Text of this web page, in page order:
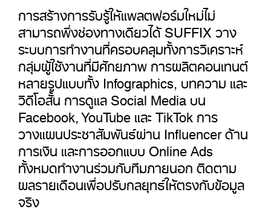
การสร้างการรับรู้ให้แพลตฟอร์มใหม่ไม่
สามารถพึ่งช่องทางเดียวได้ SUFFIX วาง
ระบบการทำงานที่ครอบคลุมทั้งการวิเคราะห์
กลุ่มผู้ใช้งานที่มีศักยภาพ การผลิตคอนเทนต์
หลายรูปแบบทั้ง Infographics, บทความ และ
วิดีโอสั้น การดูแล Social Media บน
Facebook, YouTube และ TikTok การ
วางแผนประชาสัมพันธ์ผ่าน Influencer ด้าน
การเงิน และการออกแบบ Online Ads
ทั้งหมดทำงานร่วมกับทีมภายนอก ติดตาม
ผลรายเดือนเพื่อปรับกลยุทธ์ให้ตรงกับข้อมูล
จริง